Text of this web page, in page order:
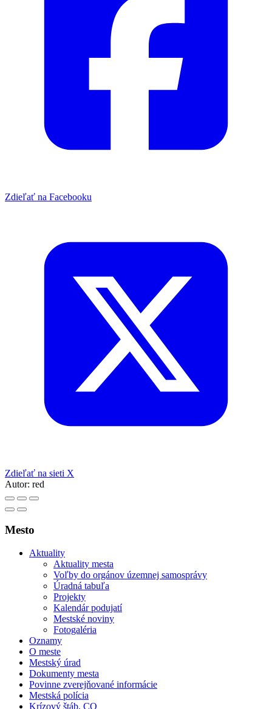
Zdieľať na Facebooku
Zdieľať na sieti X
Autor: red
Mesto
Aktuality
Aktuality mesta
Voľby do orgánov územnej samosprávy
Úradná tabuľa
Projekty
Kalendár podujatí
Mestské noviny
Fotogaléria
Oznamy
O meste
Mestský úrad
Dokumenty mesta
Povinne zverejňované informácie
Mestská polícia
Krízový štáb, CO